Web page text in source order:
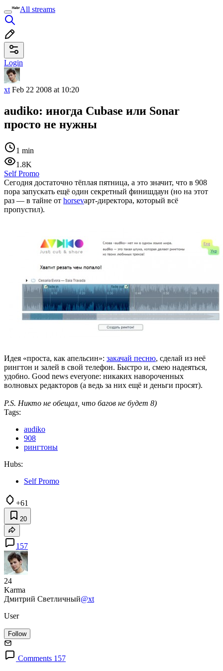
All streams
Login
xt Feb 22 2008 at 10:20
audiko: иногда Cubase или Sonar
просто не нужны
1 min
1.8K
Self Promo
Сегодня достаточно тёплая пятница, а это значит, что в 908
пора запускать ещё один секретный финишдаун (но на этот
раз — в тайне от horsevарт-директора, который всё
пропустил).
Идея «проста, как апельсин»: закачай песню, сделай из неё
рингтон и залей в свой телефон. Быстро и, смею надеяться,
удобно. Good news everyone: никаких навороченных
волновых редакторов (а ведь за них ещё и деньги просят).
P.S. Никто не обещал, что багов не будет 8)
Tags:
audiko
908
рингтоны
Hubs:
Self Promo
+61
20
157
24
Karma
Дмитрий Светличный@xt
User
Follow
Comments 157